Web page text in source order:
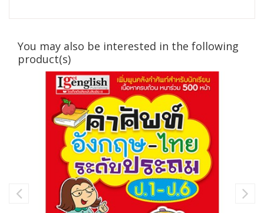
You may also be interested in the following
product(s)